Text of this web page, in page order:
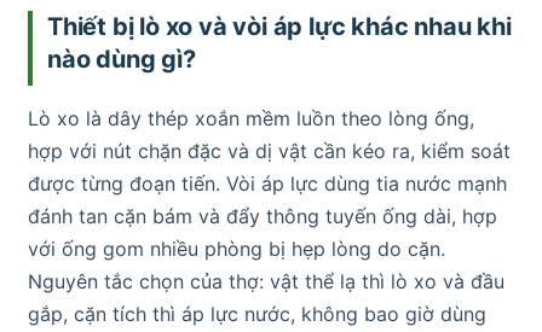
Thiết bị lò xo và vòi áp lực khác nhau khi
nào dùng gì?
Lò xo là dây thép xoắn mềm luồn theo lòng ống,
hợp với nút chặn đặc và dị vật cần kéo ra, kiểm soát
được từng đoạn tiến. Vòi áp lực dùng tia nước mạnh
đánh tan cặn bám và đẩy thông tuyến ống dài, hợp
với ống gom nhiều phòng bị hẹp lòng do cặn.
Nguyên tắc chọn của thợ: vật thể lạ thì lò xo và đầu
gắp, cặn tích thì áp lực nước, không bao giờ dùng